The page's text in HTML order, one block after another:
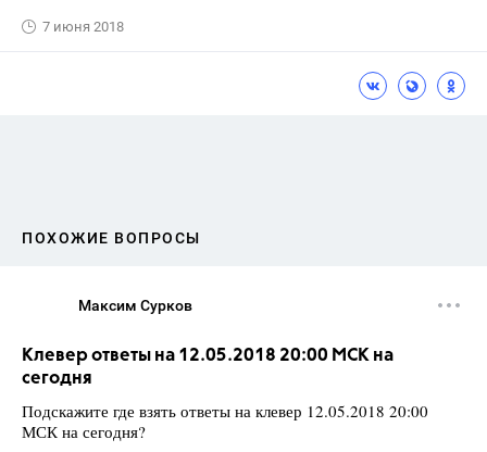
7 июня 2018
ПОХОЖИЕ ВОПРОСЫ
Максим Сурков
Клевер ответы на 12.05.2018 20:00 МСК на
сегодня
Подскажите где взять ответы на клевер 12.05.2018 20:00
МСК на сегодня?